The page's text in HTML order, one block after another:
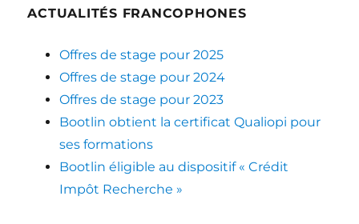
ACTUALITÉS FRANCOPHONES
Offres de stage pour 2025
Offres de stage pour 2024
Offres de stage pour 2023
Bootlin obtient la certificat Qualiopi pour
ses formations
Bootlin éligible au dispositif « Crédit
Impôt Recherche »